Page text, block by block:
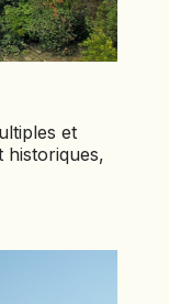
et
historiques,